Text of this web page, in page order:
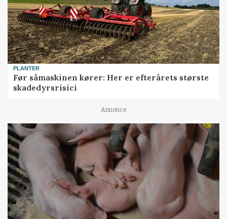
PLANTER
Før såmaskinen kører: Her er efterårets største
skadedyrsrisici
Annonce